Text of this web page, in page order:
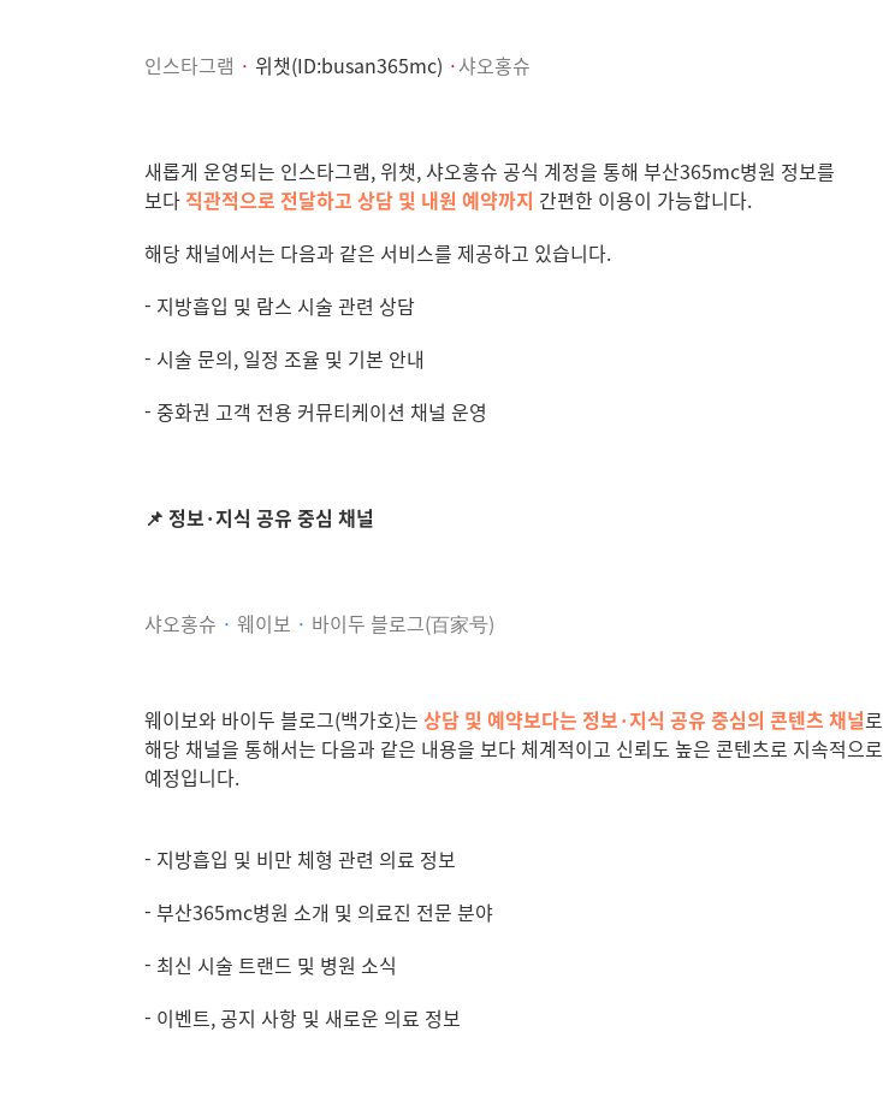
인스타그램 · 위챗(ID:busan365mc) ·샤오홍슈
새롭게 운영되는 인스타그램, 위챗,샤오홍슈 공식 계정을 통해 부산365mc병원 정보를
보다 직관적으로 전달하고 상담 및 내원 예약까지 간편한 이용이 가능합니다.
해당 채널에서는 다음과 같은 서비스를 제공하고 있습니다.
- 지방흡입 및 람스 시술 관련 상담
- 시술 문의, 일정 조율 및 기본 안내
- 중화권 고객 전용 커뮤티케이션 채널 운영
📌 정보·지식 공유 중심 채널
샤오홍슈 · 웨이보 · 바이두 블로그(百家号)
웨이보와 바이두 블로그(백가호)는 상담 및 예약보다는 정보·지식 공유 중심의 콘텐츠 채널로
해당 채널을 통해서는 다음과 같은 내용을 보다 체계적이고 신뢰도 높은 콘텐츠로 지속적으로
예정입니다.
- 지방흡입 및 비만 체형 관련 의료 정보
- 부산365mc병원 소개 및 의료진 전문 분야
- 최신 시술 트랜드 및 병원 소식
- 이벤트, 공지 사항 및 새로운 의료 정보